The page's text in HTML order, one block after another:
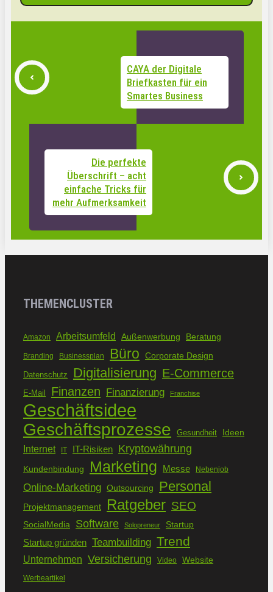
CAYA der Digitale
Briefkasten für ein
Smartes Business
Die perfekte
Überschrift – acht
einfache Tricks für
mehr Aufmerksamkeit
THEMENCLUSTER
Amazon Arbeitsumfeld Außenwerbung Beratung
Branding Businessplan Büro Corporate Design
Datenschutz Digitalisierung E-Commerce
E-Mail Finanzen Finanzierung Franchise
Geschäftsidee
Geschäftsprozesse Gesundheit Ideen
Internet IT IT-Risiken Kryptowährung
Kundenbindung Marketing Messe Nebenjob
Online-Marketing Outsourcing Personal
Projektmanagement Ratgeber SEO
SocialMedia Software Solopreneur Startup
Startup gründen Teambuilding Trend
Unternehmen Versicherung Video Website
Werbeartikel